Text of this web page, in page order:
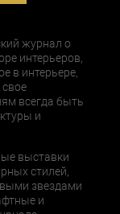
журнал о
интерьеров,
в интерьере,
свое
всегда быть
и
выставки
стилей,
звездами
и